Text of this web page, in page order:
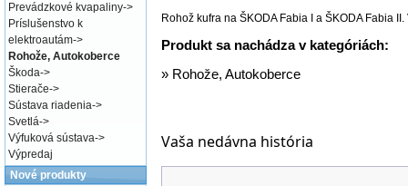
Rohož kufra na ŠKODA Fabia I a ŠKODA Fabia
Produkt sa nachádza v kategóriách:
» Rohože, Autokoberce
Vaša nedávna história
Prevádzkové kvapaliny->
Príslušenstvo k
elektroautám->
Rohože, Autokoberce
Škoda->
Stierače->
Sústava riadenia->
Svetlá->
Výfuková sústava->
Výpredaj
Nové produkty